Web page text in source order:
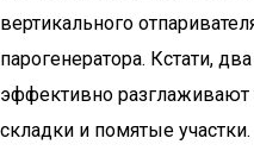
вертикального
парогенератора. Кстати,
эффективно разглаживают
складки и помятые участки.